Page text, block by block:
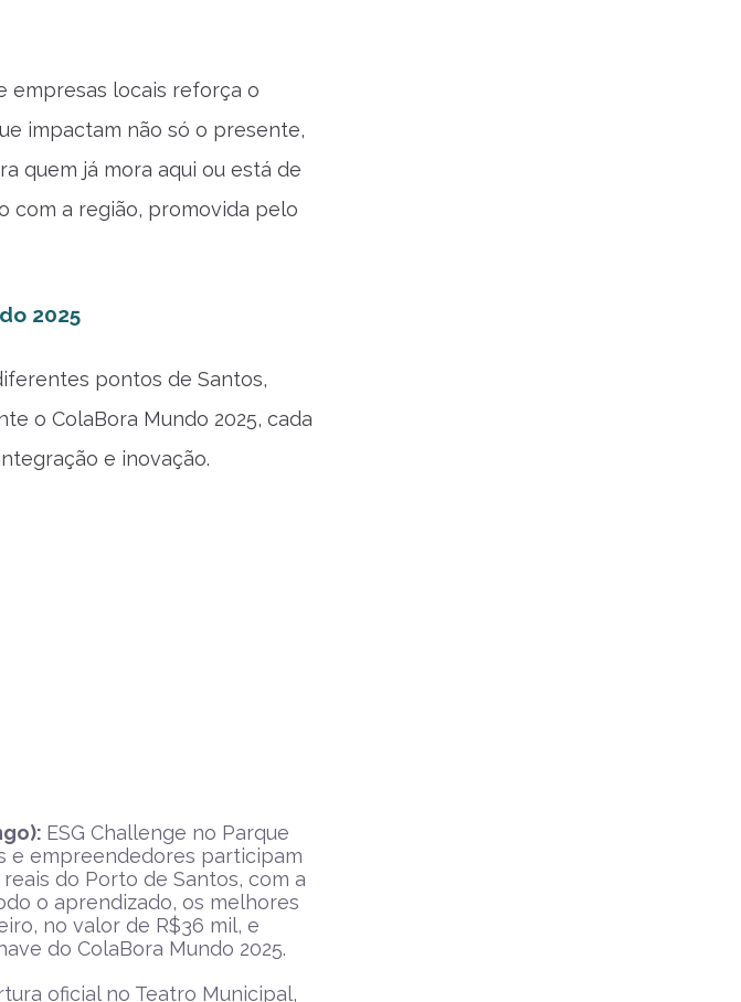
empresas locais reforça o
impactam não só o presente,
quem já mora aqui ou está de
com a região, promovida pelo
2025
pontos de Santos,
o ColaBora Mundo 2025, cada
e inovação.
ESG Challenge no Parque
e empreendedores participam
do Porto de Santos, com a
o aprendizado, os melhores
no valor de R$36 mil, e
do ColaBora Mundo 2025.
oficial no Teatro Municipal,